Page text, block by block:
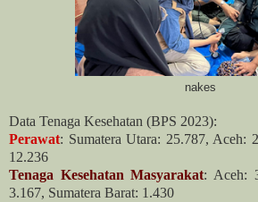
nakes
Data Tenaga Kesehatan (BPS 2023):
Perawat: Sumatera Utara: 25.787, Aceh:
12.236
Tenaga Kesehatan Masyarakat: Aceh:
3.167, Sumatera Barat: 1.430